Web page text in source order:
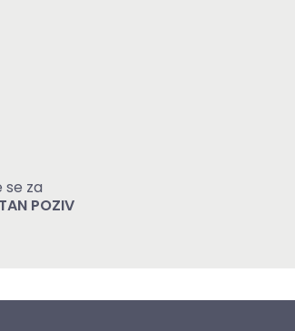
se za
POZIV